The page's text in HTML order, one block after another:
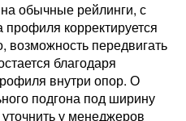
обычные рейлинги, с
корректируется
возможность передвигать
благодаря
внутри опор. О
подгона под ширину
у менеджеров